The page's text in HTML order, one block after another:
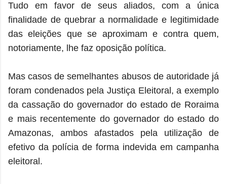
Tudo em favor de seus aliados, com a única
finalidade de quebrar a normalidade e legitimidade
das eleições que se aproximam e contra quem,
notoriamente, lhe faz oposição política.
Mas casos de semelhantes abusos de autoridade já
foram condenados pela Justiça Eleitoral, a exemplo
da cassação do governador do estado de Roraima
e mais recentemente do governador do estado do
Amazonas, ambos afastados pela utilização de
efetivo da polícia de forma indevida em campanha
eleitoral.